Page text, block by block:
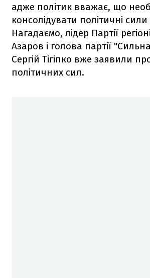
адже політик вважає, що
консолідувати політичні сили
Нагадаємо, лідер Партії
Азаров і голова партії
Сергій Тігіпко вже заявили
політичних сил.